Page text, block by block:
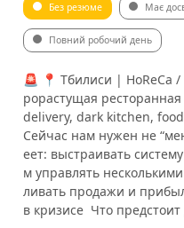
Без резюме Має
Повний робочий день
🚨 📍 Тбилиси | HoReCa
рорастущая
delivery, dark kitchen,
Сейчас нам нужен не
еет: выстраивать
м управлять
ливать продажи и
в кризисе ️ Что предстоит